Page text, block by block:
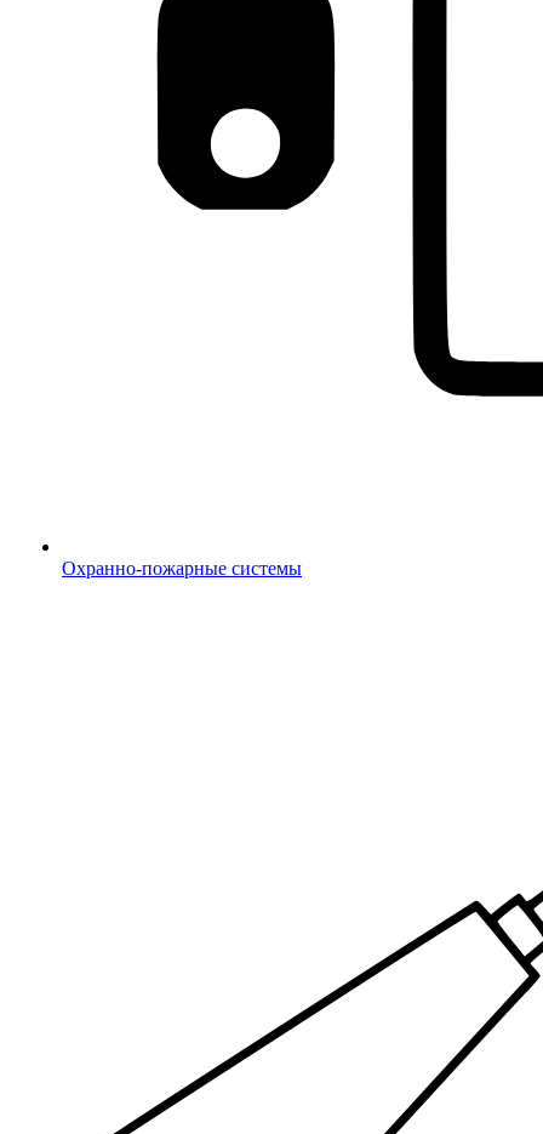
Охранно-пожарные системы